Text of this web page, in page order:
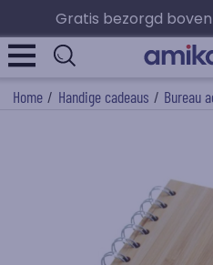
Gratis bezorgd
Home / Handige cadeaus / Bureau